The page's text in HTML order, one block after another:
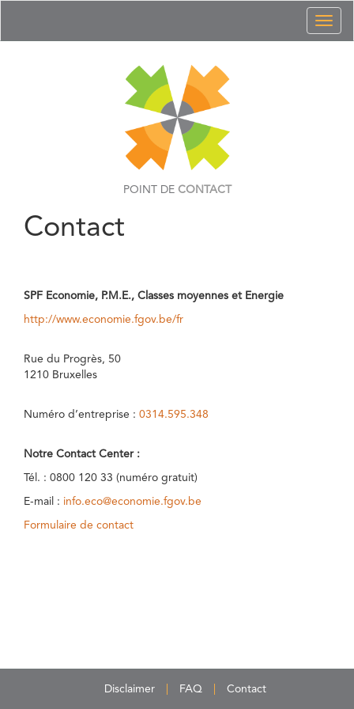
POINT DE CONTACT
Contact
SPF Economie, P.M.E., Classes moyennes et Energie
http://www.economie.fgov.be/fr
Rue du Progrès, 50
1210 Bruxelles
Numéro d’entreprise : 0314.595.348
Notre Contact Center :
Tél. : 0800 120 33 (numéro gratuit)
E-mail : info.eco@economie.fgov.be
Formulaire de contact
Disclaimer FAQ Contact